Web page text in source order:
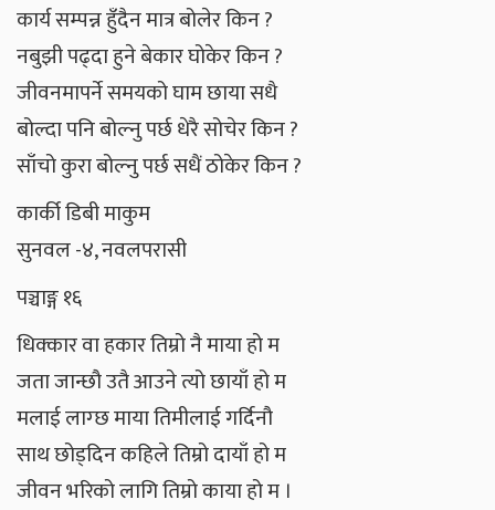
कार्य सम्पन्न हुँदैन मात्र बोलेर किन ?
नबुझी पढ्दा हुने बेकार घोकेर किन ?
जीवनमापर्ने समयको घाम छाया सधै
बोल्दा पनि बोल्नु पर्छ धेरै सोचेर किन ?
साँचो कुरा बोल्नु पर्छ सधैं ठोकेर किन ?
कार्की डिबी माकुम
सुनवल -४, नवलपरासी
पञ्चाङ्ग १६
धिक्कार वा हकार तिम्रो नै माया हो म
जता जान्छौ उतै आउने त्यो छायाँ हो म
मलाई लाग्छ माया तिमीलाई गर्दिनौ
साथ छोड्दिन कहिले तिम्रो दायाँ हो म
जीवन भरिको लागि तिम्रो काया हो म ।